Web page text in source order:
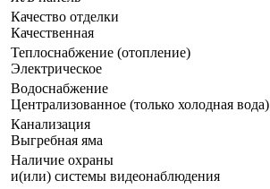
Качество отделки
Качественная
Теплоснабжение (отопление)
Электрическое
Водоснабжение
Централизованное (только холодная вода)
Канализация
Выгребная яма
Наличие охраны
и(или) системы видеонаблюдения